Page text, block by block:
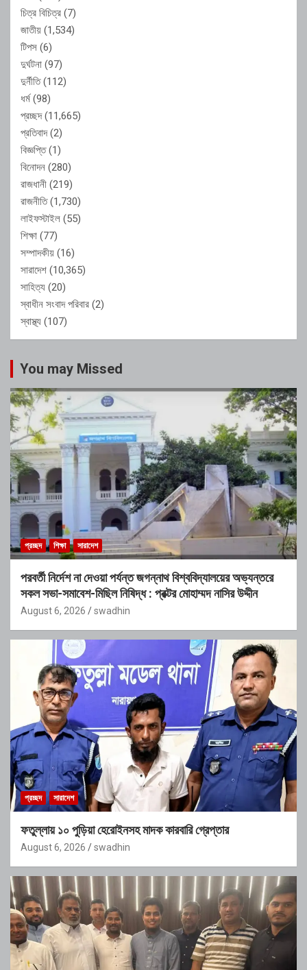
চিত্র বিচিত্র (7)
জাতীয় (1,534)
টিপস (6)
দুর্ঘটনা (97)
দুর্নীতি(112)
ধর্ম(98)
প্রচ্ছদ(11,665)
প্রতিবাদ(2)
বিজ্ঞপ্তি(1)
বিনোদন (280)
রাজধানী (219)
রাজনীতি(1,730)
লাইফস্টাইল (55)
শিক্ষা (77)
সম্পাদকীয় (16)
সারাদেশ (10,365)
সাহিত্য (20)
স্বাধীন সংবাদ পরিবার (2)
স্বাস্থ্য (107)
You may Missed
প্রচ্ছদ শিক্ষা সারাদেশ
পরবর্তী নির্দেশ না দেওয়া পর্যন্ত জগন্নাথ বিশ্ববিদ্যালয়ের অভ্যন্তরে
সকল সভা-সমাবেশ-মিছিল নিষিদ্ধ : প্রক্টর মোহাম্মদ নাসির উদ্দীন
August 6, 2026 swadhin
প্রচ্ছদ সারাদেশ
ফতুল্লায় ১০ পুড়িয়া হেরোইনসহ মাদক কারবারি গ্রেপ্তার
August 6, 2026 swadhin